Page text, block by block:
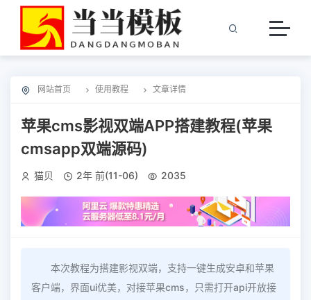
网站首页 使用教程 文章详情
苹果cms影视双端APP搭建教程(苹果
cmsapp双端源码)
猫贝 2年 前(11-06) 2035
本次教程为搭建影视双端，支持一键生成安卓和苹果
客户端，界面ui优美，对接苹果cms，只需打开api开放接